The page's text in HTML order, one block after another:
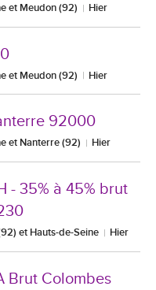
et Meudon (92) Hier
et Meudon (92) Hier
92000
et Nanterre (92) Hier
- 35% à 45% brut
et Hauts-de-Seine Hier
Brut Colombes